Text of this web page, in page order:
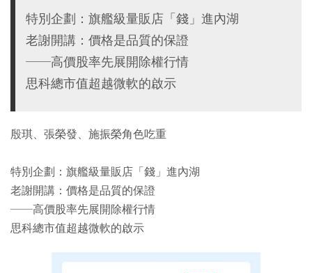
特別企劃：旗艦級量販店「錢」進內湖
老謝開講：價格是品質的保證
──高價股率先展開除權行情
思科總市值超越微軟的啟示
殷琪、張榮發、施振榮角色吃重
特別企劃：旗艦級量販店「錢」進內湖
老謝開講：價格是品質的保證
──高價股率先展開除權行情
思科總市值超越微軟的啟示